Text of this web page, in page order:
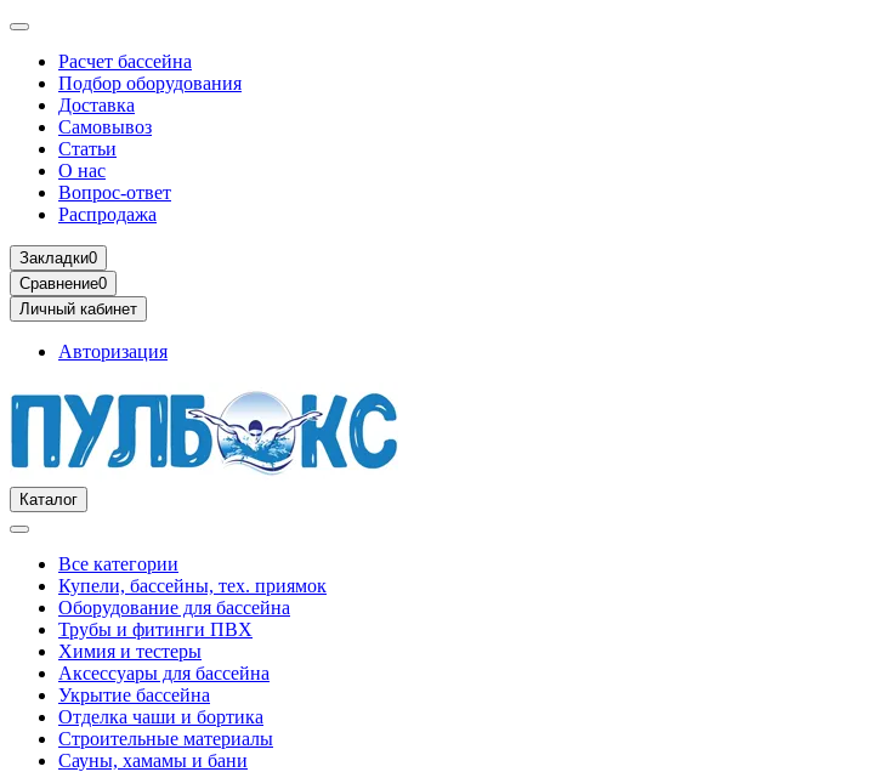
Расчет бассейна
Подбор оборудования
Доставка
Самовывоз
Статьи
О нас
Вопрос-ответ
Распродажа
Закладки0
Сравнение0
Личный кабинет
Авторизация
Каталог
Все категории
Купели, бассейны, тех. приямок
Оборудование для бассейна
Трубы и фитинги ПВХ
Химия и тестеры
Аксессуары для бассейна
Укрытие бассейна
Отделка чаши и бортика
Строительные материалы
Сауны, хамамы и бани